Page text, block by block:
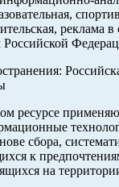
реклама в
Российской
ресурсе
сбора,
к
на